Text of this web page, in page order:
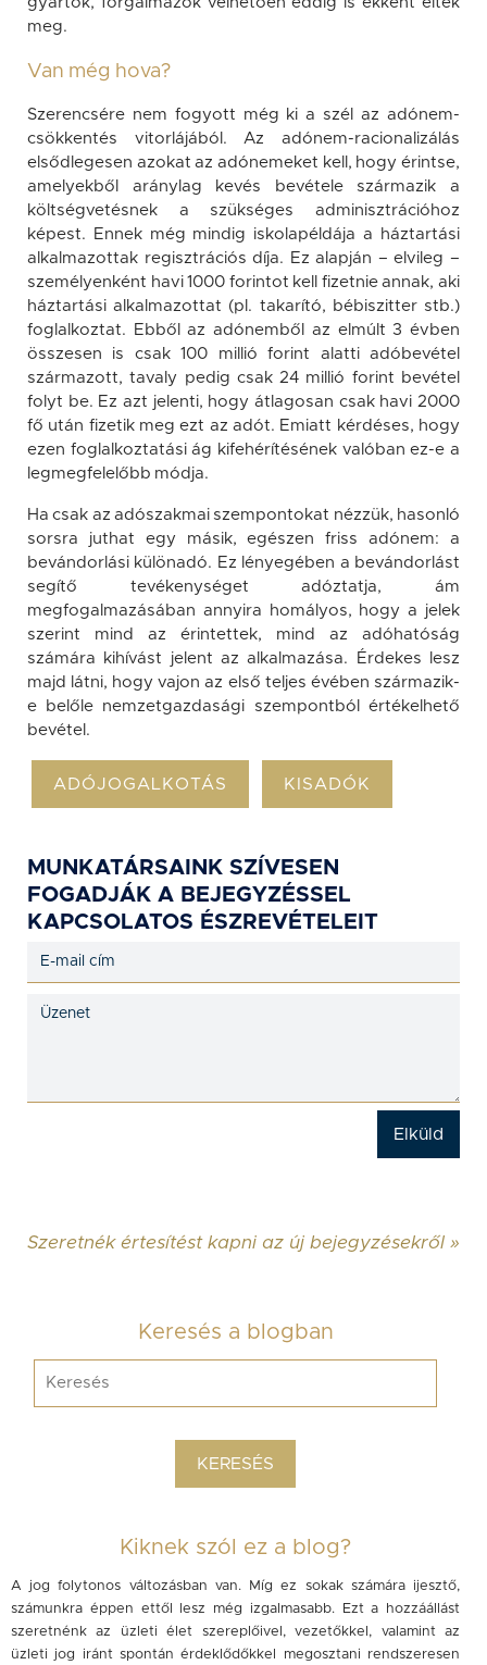
meg.
Van még hova?
Szerencsére nem fogyott még ki a szél az adónem-
csökkentés vitorlájából. Az adónem-racionalizálás
elsődlegesen azokat az adónemeket kell, hogy érintse,
amelyekből aránylag kevés bevétele származik a
költségvetésnek a szükséges adminisztrációhoz
képest. Ennek még mindig iskolapéldája a háztartási
alkalmazottak regisztrációs díja. Ez alapján – elvileg –
személyenként havi 1000 forintot kell fizetnie annak, aki
háztartási alkalmazottat (pl. takarító, bébiszitter stb.)
foglalkoztat. Ebből az adónemből az elmúlt 3 évben
összesen is csak 100 millió forint alatti adóbevétel
származott, tavaly pedig csak 24 millió forint bevétel
folyt be. Ez azt jelenti, hogy átlagosan csak havi 2000
fő után fizetik meg ezt az adót. Emiatt kérdéses, hogy
ezen foglalkoztatási ág kifehérítésének valóban ez-e a
legmegfelelőbb módja.
Ha csak az adószakmai szempontokat nézzük, hasonló
sorsra juthat egy másik, egészen friss adónem: a
bevándorlási különadó. Ez lényegében a bevándorlást
segítő tevékenységet adóztatja, ám
megfogalmazásában annyira homályos, hogy a jelek
szerint mind az érintettek, mind az adóhatóság
számára kihívást jelent az alkalmazása. Érdekes lesz
majd látni, hogy vajon az első teljes évében származik-
e belőle nemzetgazdasági szempontból értékelhető
bevétel.
ADÓJOGALKOTÁS KISADÓK
MUNKATÁRSAINK SZÍVESEN
FOGADJÁK A BEJEGYZÉSSEL
KAPCSOLATOS ÉSZREVÉTELEIT
Szeretnék értesítést kapni az új bejegyzésekről »
Keresés a blogban
Kiknek szól ez a blog?
A jog folytonos változásban van. Míg ez sokak számára ijesztő,
számunkra éppen ettől lesz még izgalmasabb. Ezt a hozzáállást
szeretnénk az üzleti élet szereplőivel, vezetőkkel, valamint az
üzleti jog iránt spontán érdeklődőkkel megosztani rendszeresen